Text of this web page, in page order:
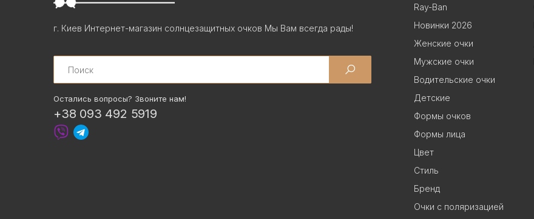
г. Киев Интернет-магазин солнцезащитных очков Мы Вам всегда рады!
Search
Остались вопросы? Звоните нам!
+38 093 492 5919
Ray-Ban
Новинки 2026
Женские очки
Мужские очки
Водительские очки
Детские
Формы очков
Формы лица
Цвет
Стиль
Бренд
Очки с поляризацией